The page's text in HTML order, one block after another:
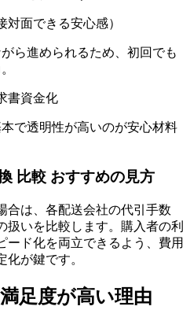
面できる安心感）
ら進められるため、初回でも
書資金化
で透明性が高いのが安心材料
比較 おすすめの見方
合は、各配送会社の代引手数
扱いを比較します。購入者の利
ード化を両立できるよう、費用
が鍵です。
足度が高い理由